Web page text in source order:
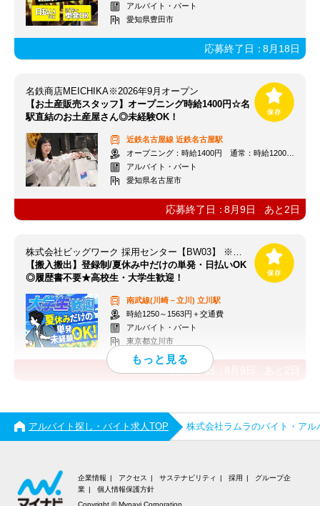
アルバイト・パート
愛知県豊田市
応募終了日：8月18日
名鉄商店MEICHIKA※2026年9月オープン
【お土産販売スタッフ】オープニング時給1400円☆名
駅直結のお土産屋さん◎未経験OK！
近鉄名古屋線 近鉄名古屋駅
オープニング：時給1400円 通常：時給1200円～＋交通費全額支給
アルバイト・パート
愛知県名古屋市
応募終了日：8月9日 あと 2日
株式会社ビッグワーク 採用センター【BW03】 ※立川エリア
【搬入搬出】登録制/夏休み中だけの単発・日払いOK
◎履歴書不要★高校生・大学生歓迎！
南武線(川崎－立川) 立川駅
時給1250～1563円＋交通費
アルバイト・パート
東京都立川市
応募終了日：
アルバイト探し・バイト求人TOP 株式会社ラムラのバイト・アル
企業情報 アクセス サステナビリティ 採用
グループ企
業
個人情報保護方針
Copyright © Mynavi Corporation